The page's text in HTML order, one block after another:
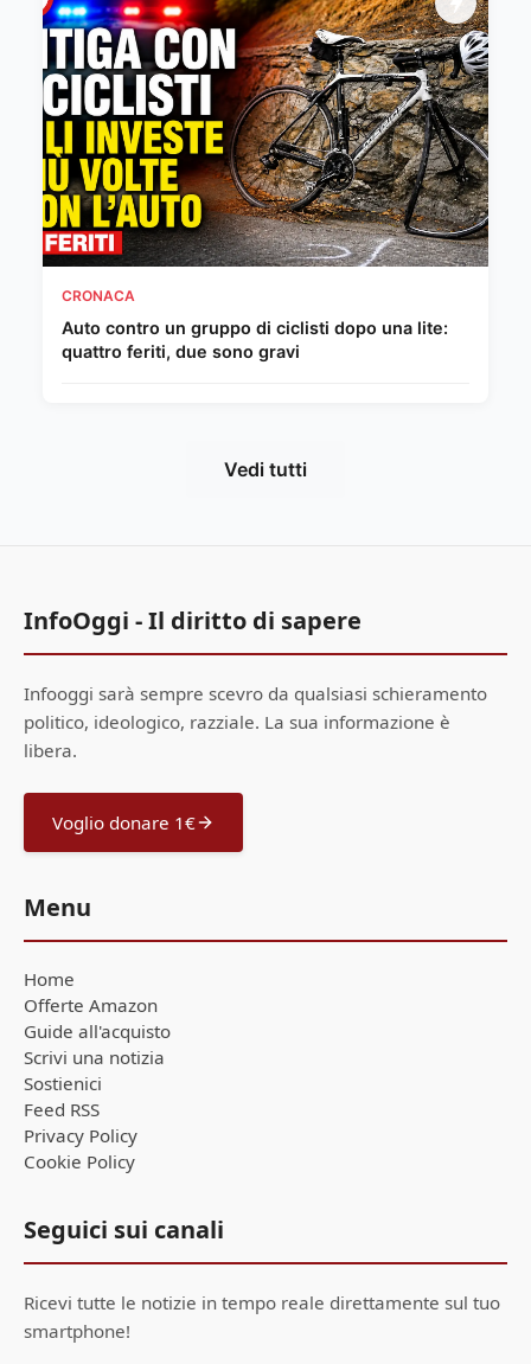
CRONACA
Auto contro un gruppo di ciclisti dopo una lite:
quattro feriti, due sono gravi
Vedi tutti
InfoOggi - Il diritto di sapere
Infooggi sarà sempre scevro da qualsiasi schieramento
politico, ideologico, razziale. La sua informazione è
libera.
Voglio donare 1€
Menu
Home
Offerte Amazon
Guide all'acquisto
Scrivi una notizia
Sostienici
Feed RSS
Privacy Policy
Cookie Policy
Seguici sui canali
Ricevi tutte le notizie in tempo reale direttamente sul tuo
smartphone!